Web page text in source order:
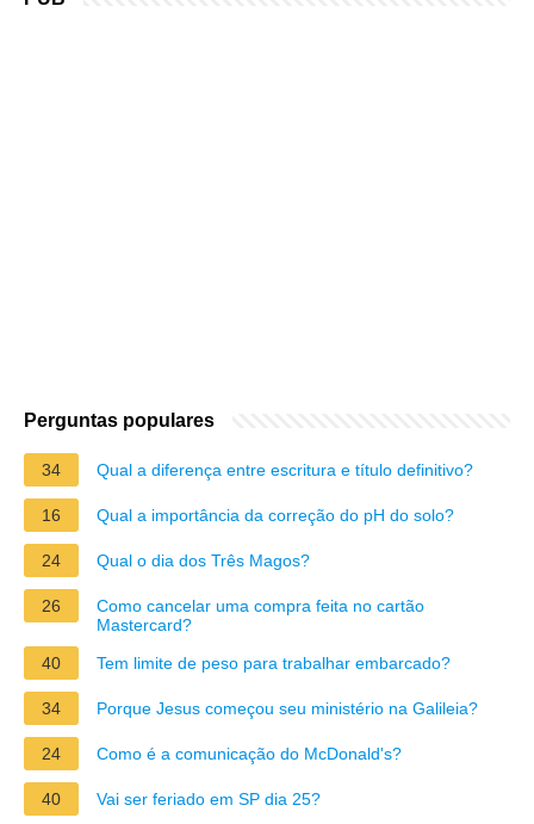
Perguntas populares
34 Qual a diferença entre escritura e título definitivo?
16 Qual a importância da correção do pH do solo?
24 Qual o dia dos Três Magos?
26
Como cancelar uma compra feita no cartão
Mastercard?
40
Tem limite de peso para trabalhar embarcado?
34 Porque Jesus começou seu ministério na Galileia?
24 Como é a comunicação do McDonald's?
40 Vai ser feriado em SP dia 25?